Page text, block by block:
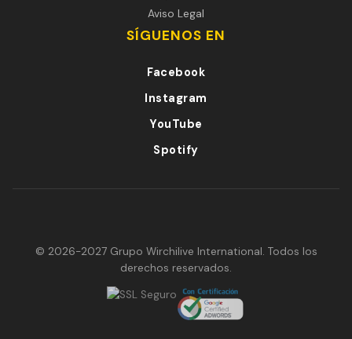
Aviso Legal
SÍGUENOS EN
Facebook
Instagram
YouTube
Spotify
© 2026-2027 Grupo Wirchilive International. Todos los
derechos reservados.